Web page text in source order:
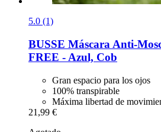
5.0 (1)
BUSSE Máscara Anti-​
FREE -​ Azul, Cob
Gran espacio para los ojos
100% transpirable
Máxima libertad de
21,99 €